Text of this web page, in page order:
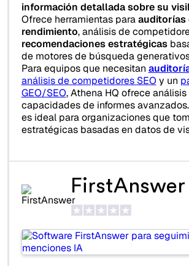
información detallada sobre su
Ofrece herramientas paraauditorías
rendimiento, análisis de
recomendaciones estratégicas
de motores de búsqueda
Para equipos que necesitan
análisis de competidores SEO y un
GEO/SEO, Athena HQ ofrece
capacidades de informes
es ideal para organizaciones que
estratégicas basadas en datos de
FirstAnswer